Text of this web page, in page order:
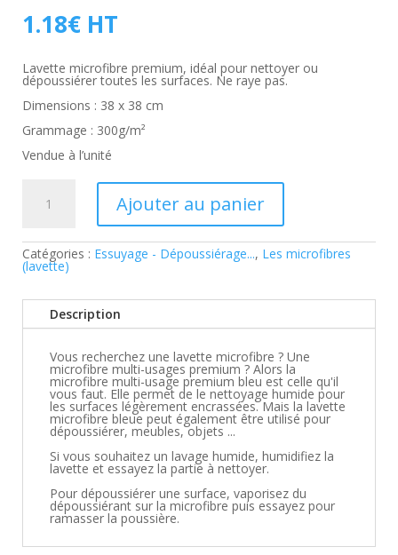
1.18€ HT
Lavette microfibre premium, idéal pour nettoyer ou
dépoussiérer toutes les surfaces. Ne raye pas.
Dimensions : 38 x 38 cm
Grammage : 300g/m²
Vendue à l’unité
Microfibre
Prenium
Bleue
Ajouter au panier
Catégories : Essuyage - Dépoussiérage..., Les microfibres
(lavette)
Description
Vous recherchez une lavette microfibre ? Une
microfibre multi-usages premium ? Alors la
microfibre multi-usage premium bleu est celle qu'il
vous faut. Elle permet de le nettoyage humide pour
les surfaces légèrement encrassées. Mais la lavette
microfibre bleue peut également être utilisé pour
dépoussiérer, meubles, objets ...
Si vous souhaitez un lavage humide, humidifiez la
lavette et essayez la partie à nettoyer.
Pour dépoussiérer une surface, vaporisez du
dépoussiérant sur la microfibre puis essayez pour
ramasser la poussière.